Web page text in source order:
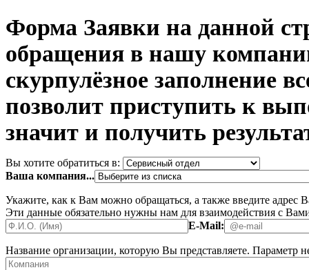
Форма Заявки на данной
обращения в нашу
скурпулёзное заполнение
позволит приступить к
значит и получить
Вы хотите обратиться в:
Ваша компания...
Укажите, как к Вам можно обращаться, а также введите адрес
Эти данные обязательно нужны нам для взаимодействия с
E-Mail:
Название организации, которую Вы представляете. Параметр